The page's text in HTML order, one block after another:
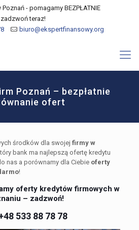
- pomagamy BEZPŁATNIE
zadzwoń teraz!
biuro@ekspertfinansowy.org
Poznań – bezpłatnie
ofert
środków dla swojej firmy w
bank ma najlepszą ofertę kredytu
nas a porównamy dla Ciebie oferty
!
oferty kredytów firmowych w
– zadzwoń!
533 88 78 78